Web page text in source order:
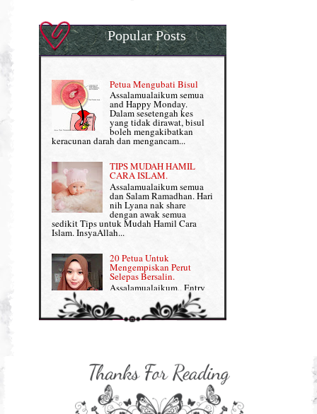
OSTEMATRIX
Pantang Larang dalam Pengambilan
Vitamin
Persediaan Haji & Umrah
Review Part 1: Shaklee bagus ke?
Review Part 2: Shaklee's Slimming Set
Review Part 3: Shaklee's Beauty Set
Senggugut dan Sindrom PMS
Set Berpantang Shaklee
Set Mighty Gems
Set Shaklee yang HOT SELLING
Shaklee Collagen Powder
Supplement Shaklee untuk Kanak-
Supplement untuk Gain Weight
Normal VS Czer
Pemakanan Semasa Hamil
Penyusuan Bayi
Perkembangan Minda Bayi
Supplement untuk Kehamilan
Popular Posts
Petua Mengubati Bisul
Assalamualaikum semua
and Happy Monday.
Dalam sesetengah kes
yang tidak dirawat, bisul
boleh mengakibatkan
keracunan darah dan mengancam...
TIPS MUDAH HAMIL
CARA ISLAM.
Assalamualaikum semua
dan Salam Ramadhan. Hari
nih Lyana nak share
dengan awak semua
sedikit Tips untuk Mudah Hamil Cara
Islam. InsyaAllah...
20 Petua Untuk
Mengempiskan Perut
Selepas Bersalin.
Assalamualaikum.. Entry
ini khusus Lyana share
dengan Mama-mama yang
baru lepas bersalin tengah berpantang tuu,
nak kembali kurus, flat da...
Untuk Bersalin Normal
Assalamualaikum semua :)
Entry kali nih Lyana nak
share lagi info untuk
bakal-bakal ibu yang dah makin dekat